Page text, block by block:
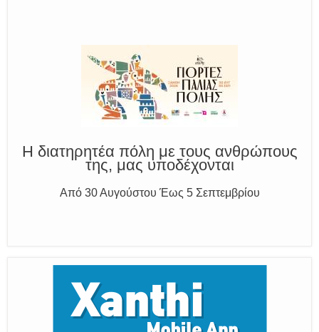
Καλούμε Άμεσα την Πυροσβεστική στο 199 ή στο 112
και δίνουμε σαφείς πληροφορίες